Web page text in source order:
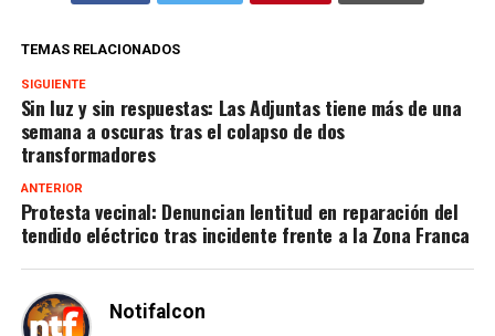
TEMAS RELACIONADOS
SIGUIENTE
Sin luz y sin respuestas: Las Adjuntas tiene más de una
semana a oscuras tras el colapso de dos
transformadores
ANTERIOR
Protesta vecinal: Denuncian lentitud en reparación del
tendido eléctrico tras incidente frente a la Zona Franca
Notifalcon